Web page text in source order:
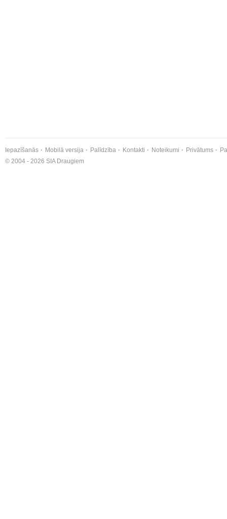
Iepazīšanās Mobilā versija Palīdzība Kontakti Noteikumi Privātums
© 2004 - 2026 SIA Draugiem